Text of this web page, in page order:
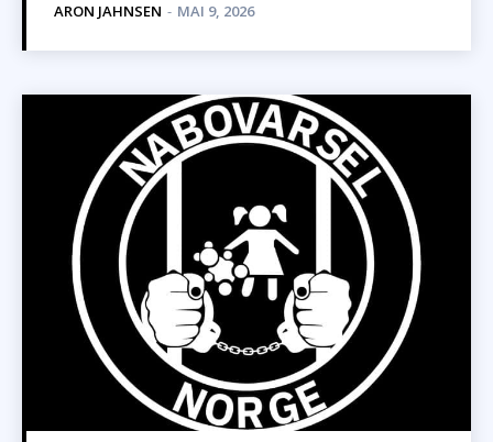
ARON JAHNSEN - MAI 9, 2026